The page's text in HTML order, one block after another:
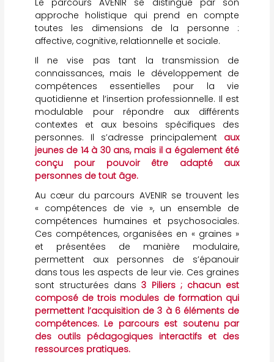
approche holistique qui prend en compte
toutes les dimensions de la personne :
affective, cognitive, relationnelle et sociale.
Il ne vise pas tant la transmission de
connaissances, mais le développement de
compétences essentielles pour la vie
quotidienne et l’insertion professionnelle. Il est
modulable pour répondre aux différents
contextes et aux besoins spécifiques des
personnes. Il s’adresse principalement aux
jeunes de 14 à 30 ans, mais il a également été
conçu pour pouvoir être adapté aux
personnes de tout âge.
Au cœur du parcours AVENIR se trouvent les
« compétences de vie », un ensemble de
compétences humaines et psychosociales.
Ces compétences, organisées en « graines »
et présentées de manière modulaire,
permettent aux personnes de s’épanouir
dans tous les aspects de leur vie. Ces graines
sont structurées dans3 Piliers ; chacun est
composé de trois modules de formation qui
permettent l’acquisition de 3 à 6 éléments de
compétences. Le parcours est soutenu par
des outils pédagogiques interactifs et des
ressources pratiques.